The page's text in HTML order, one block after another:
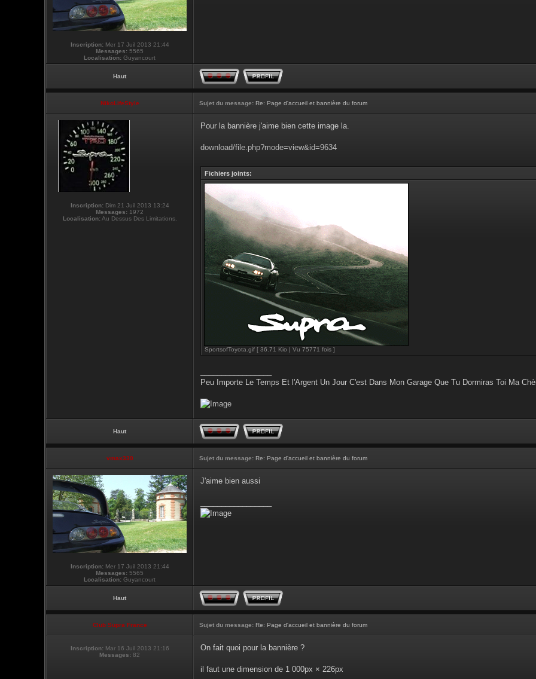
Inscription:Mer 17 Juil 2013 21:44
Messages: 5565
Localisation: Guyancourt
Haut
NikoLifeStyle Sujet du message: Re: Page d'accueil et bannière du forum
Inscription:Dim 21 Juil 2013 13:24
Messages: 1972
Localisation:Au Dessus Des Limitations.
Pour la bannière j'aime bien cette image la.
download/file.php?mode=view&id=9634
Fichiers joints:
SportsofToyota.gif [ 36.71 Kio | Vu 75771 fois ]
Peu Importe Le Temps Et l'Argent Un Jour C'est Dans Mon Garage Que Tu Dormiras Toi Ma
Haut
vmax330 Sujet du message: Re: Page d'accueil et bannière du forum
Inscription:Mer 17 Juil 2013 21:44
Messages: 5565
Localisation: Guyancourt
J'aime bien aussi
Haut
Club Supra France Sujet du message: Re: Page d'accueil et bannière du forum
Inscription: Mar 16 Juil 2013 21:16
Messages: 82
On fait quoi pour la bannière ?
il faut une dimension de 1 000px × 226px